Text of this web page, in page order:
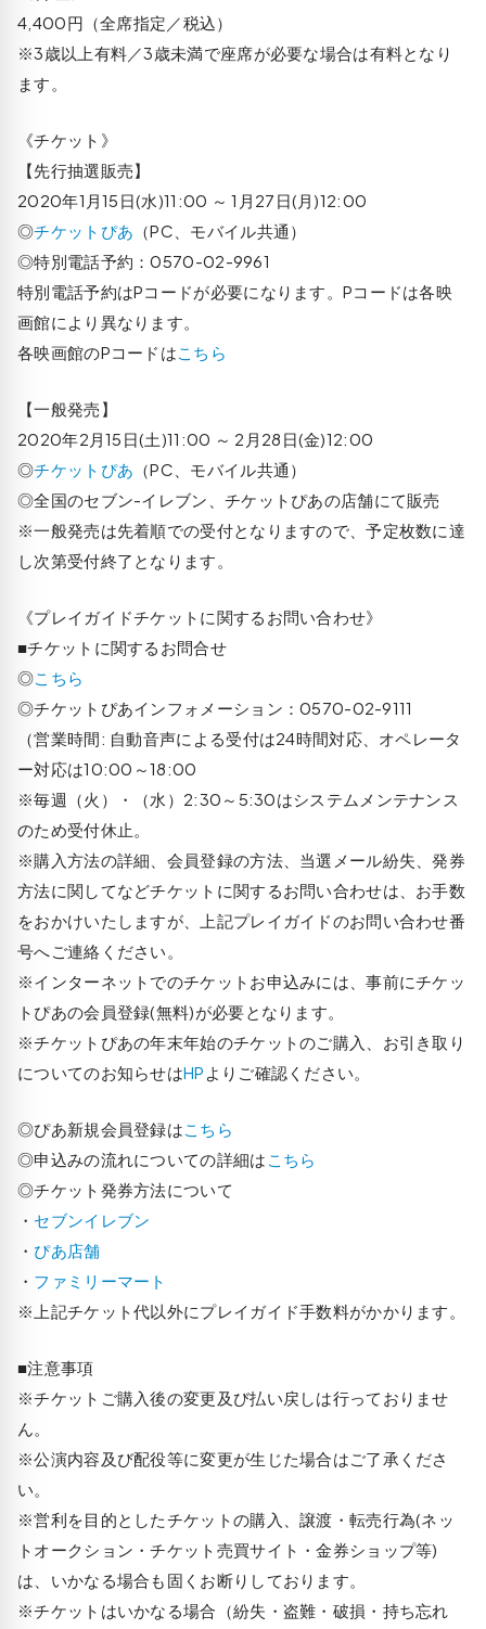
4,400円（全席指定／税込）
※3歳以上有料／3歳未満で座席が必要な場合は有料となり
ます。
《チケット》
【先行抽選販売】
2020年1月15日(水)11:00 ～ 1月27日(月)12:00
◎チケットぴあ （PC、モバイル共通）
◎特別電話予約：0570-02-9961
特別電話予約はPコードが必要になります。Pコードは各映
画館により異なります。
各映画館のPコードはこちら
【一般発売】
2020年2月15日(土)11:00 ～ 2月28日(金)12:00
◎チケットぴあ （PC、モバイル共通）
◎全国のセブン-イレブン、チケットぴあの店舗にて販売
※一般発売は先着順での受付となりますので、予定枚数に達
し次第受付終了となります。
《プレイガイドチケットに関するお問い合わせ》
■チケットに関するお問合せ
◎こちら
◎チケットぴあインフォメーション：0570-02-9111
（営業時間: 自動音声による受付は24時間対応、オペレータ
ー対応は10:00～18:00
※毎週（火）・（水）2:30～5:30はシステムメンテナンス
のため受付休止。
※購入方法の詳細、会員登録の方法、当選メール紛失、発券
方法に関してなどチケットに関するお問い合わせは、お手数
をおかけいたしますが、上記プレイガイドのお問い合わせ番
号へご連絡ください。
※インターネットでのチケットお申込みには、事前にチケッ
トぴあの会員登録(無料)が必要となります。
※チケットぴあの年末年始のチケットのご購入、お引き取り
についてのお知らせはHP よりご確認ください。
◎ぴあ新規会員登録はこちら
◎申込みの流れについての詳細は こちら
◎チケット発券方法について
・ セブンイレブン
・ ぴあ店舗
・ ファミリーマート
※上記チケット代以外にプレイガイド手数料がかかります。
■注意事項
※チケットご購入後の変更及び払い戻しは行っておりませ
ん。
※公演内容及び配役等に変更が生じた場合はご了承くださ
い。
※営利を目的としたチケットの購入、譲渡・転売行為(ネッ
トオークション・チケット売買サイト・金券ショップ等)
は、いかなる場合も固くお断りしております。
※チケットはいかなる場合（紛失・盗難・破損・持ち忘れ